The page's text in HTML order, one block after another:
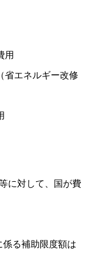
用
エネルギー改修
に対して、国が費
る補助限度額は